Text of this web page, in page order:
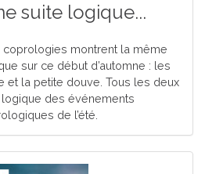
suite logique...
montrent la même
sur ce début d’automne : les
et la petite douve. Tous les deux
des événements
de l’été.